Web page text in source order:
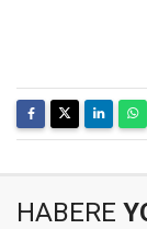
HABERE